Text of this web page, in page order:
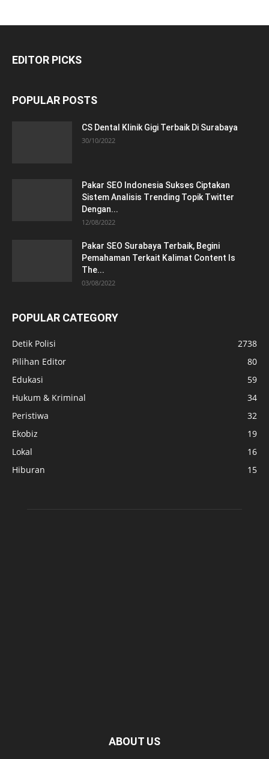
EDITOR PICKS
POPULAR POSTS
CS Dental Klinik Gigi Terbaik Di Surabaya
30/10/2022
Pakar SEO Indonesia Sukses Ciptakan
Sistem Analisis Trending Topik Twitter
Dengan...
12/08/2022
Pakar SEO Surabaya Terbaik, Begini
Pemahaman Terkait Kalimat Content Is
The...
03/08/2022
POPULAR CATEGORY
Detik Polisi
2738
Pilihan Editor
80
Edukasi
59
Hukum & Kriminal
34
Peristiwa
32
Ekobiz
19
Lokal
16
Hiburan
15
ABOUT US